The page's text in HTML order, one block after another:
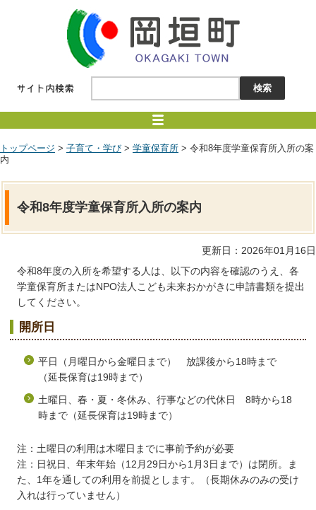
トップページ > 子育て・学び > 学童保育所 > 令和8年度学童保育所入所の案
内
令和8年度学童保育所入所の案内
更新日：2026年01月16日
令和8年度の入所を希望する人は、以下の内容を確認のうえ、各
学童保育所またはNPO法人こども未来おかがきに申請書類を提出
してください。
開所日
平日（月曜日から金曜日まで） 放課後から18時まで
（延長保育は19時まで）
土曜日、春・夏・冬休み、行事などの代休日 8時から18
時まで（延長保育は19時まで）
注：土曜日の利用は木曜日までに事前予約が必要
注：日祝日、年末年始（12月29日から1月3日まで）は閉所。ま
た、1年を通しての利用を前提とします。（長期休みのみの受け
入れは行っていません）